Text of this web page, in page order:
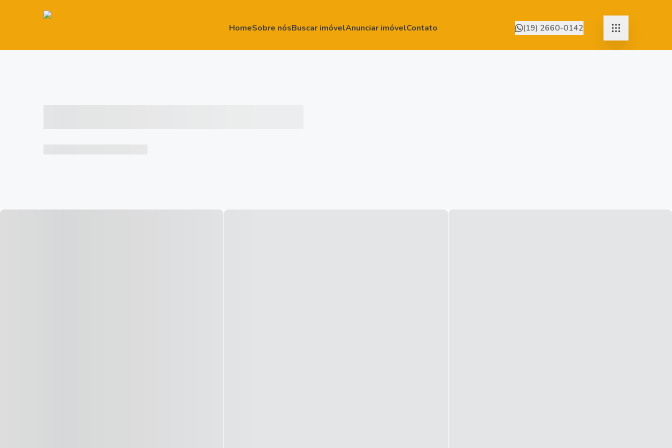
HomeSobre nósBuscar imóvelAnunciar imóvelContato (19) 2660-0142